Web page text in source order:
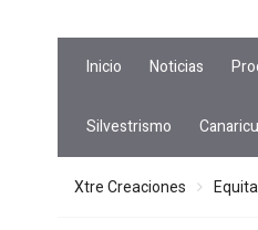
Inicio Noticias
Silvestrismo
Xtre Creaciones